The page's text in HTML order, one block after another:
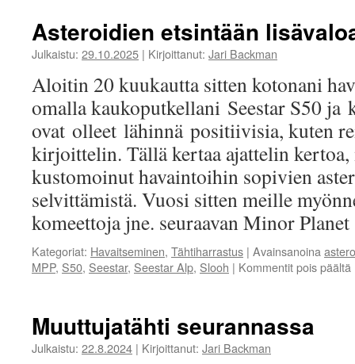
Asteroidien etsintään
Julkaistu: 29.10.2025 | Kirjoittanut: Jari Backman
Aloitin 20 kuukautta sitten kotonani
omalla kaukoputkellani Seestar S50 ja
ovat olleet lähinnä positiivisia, kuten
kirjoittelin. Tällä kertaa ajattelin
kustomoinut havaintoihin sopivien
selvittämistä. Vuosi sitten meille
komeettoja jne. seuraavan Minor
Kategoriat: Havaitseminen, Tähtiharrastus | Avainsanoina
MPP, S50, Seestar, Seestar Alp, Slooh | Kommentit pois päältä
Muuttujatähti seurannassa
Julkaistu: 22.8.2024 | Kirjoittanut: Jari Backman